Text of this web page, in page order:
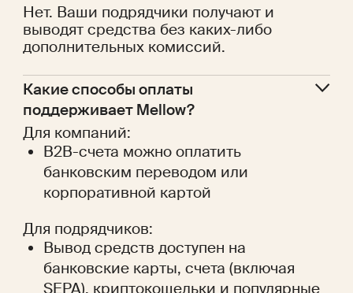
Нет. Ваши подрядчики получают и
выводят средства без каких-либо
дополнительных комиссий.
Какие способы оплаты
поддерживает Mellow?
Для компаний:
B2B-счета можно оплатить
банковским переводом или
корпоративной картой
Для подрядчиков:
Вывод средств доступен на
банковские карты, счета (включая
SEPA), криптокошельки и популярные